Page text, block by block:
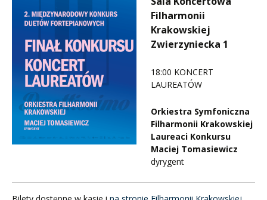
Filharmonii
Krakowskiej
Zwierzyniecka 1
18:00 KONCERT
LAUREATÓW
Orkiestra Symfoniczna
Filharmonii Krakowskiej
Laureaci Konkursu
Maciej Tomasiewicz
dyrygent